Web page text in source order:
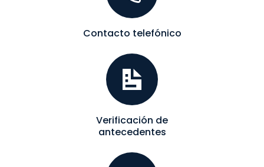
Contacto telefónico
Verificación de
antecedentes